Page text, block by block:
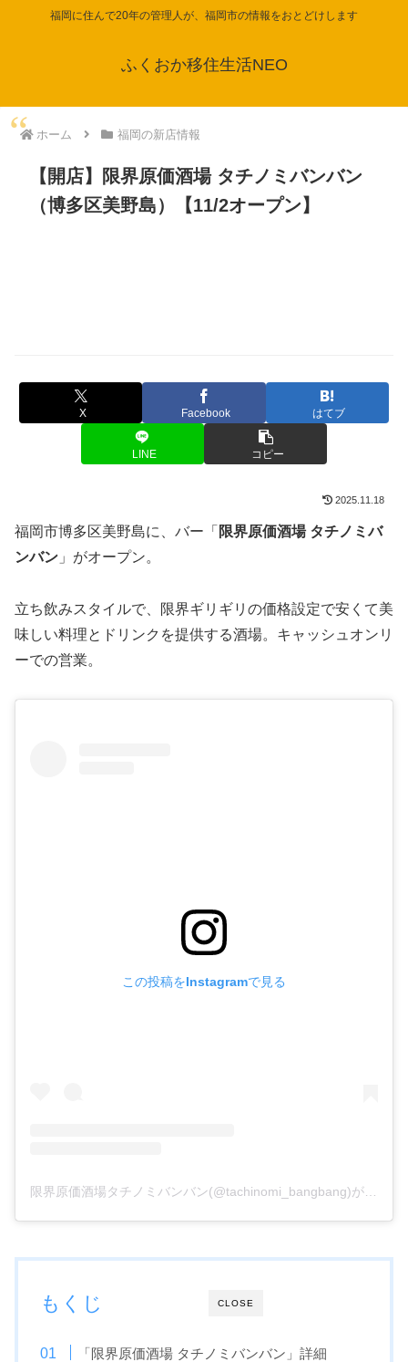
福岡に住んで20年の管理人が、福岡市の情報をおとどけします
ふくおか移住生活NEO
ホーム 福岡の新店情報
【開店】限界原価酒場 タチノミバンバン
（博多区美野島）【11/2オープン】
X Facebook はてブ
LINE コピー
2025.11.18
福岡市博多区美野島に、バー「 限界原価酒場 タチノミバ
ンバン 」がオープン。
立ち飲みスタイルで、限界ギリギリの価格設定で安くて美
味しい料理とドリンクを提供する酒場。キャッシュオンリ
ーでの営業。
この投稿をInstagramで見る
CLOSE
もくじ
「限界原価酒場 タチノミバンバン」詳細